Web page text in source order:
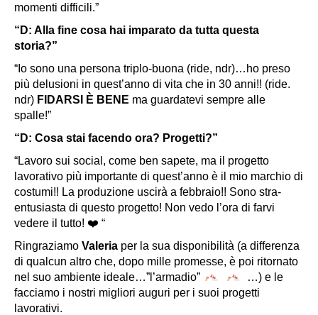
momenti difficili.”
“D: Alla fine cosa hai imparato da tutta questa
storia?”
“Io sono una persona triplo-buona (ride, ndr)…ho preso
più delusioni in quest’anno di vita che in 30 anni!! (ride.
ndr) FIDARSI È BENE ma guardatevi sempre alle
spalle!”
“D: Cosa stai facendo ora? Progetti?”
“Lavoro sui social, come ben sapete, ma il progetto
lavorativo più importante di quest’anno è il mio marchio di
costumi!! La produzione uscirà a febbraio!! Sono stra-
entusiasta di questo progetto! Non vedo l’ora di farvi
vedere il tutto! ❤️ “
Ringraziamo Valeria per la sua disponibilità (a differenza
di qualcun altro che, dopo mille promesse, è poi ritornato
nel suo ambiente ideale…”l’armadio”
…) e le
facciamo i nostri migliori auguri per i suoi progetti
lavorativi.